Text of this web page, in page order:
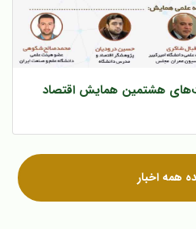
هشتمین همایش اقتصاد
همه اخبار